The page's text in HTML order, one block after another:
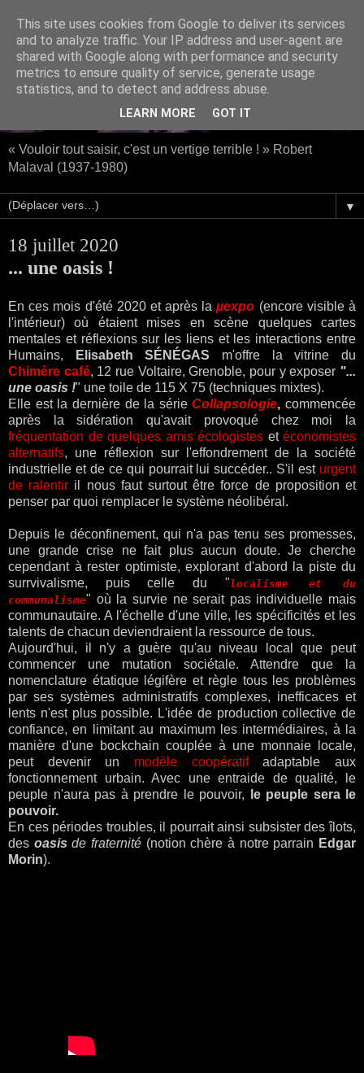
« Vouloir tout saisir, c'est un vertige terrible ! » Robert
Malaval (1937-1980)
▼
18 juillet 2020
... une oasis !
En ces mois d'été 2020 et après laµexpo (encore visible à
l'intérieur) où étaient mises en scène quelques cartes
mentales et réflexions sur les liens et les interactions entre
Humains,
Elisabeth SÉNÉGAS m'offre la vitrine du
Chimère café, 12 rue Voltaire, Grenoble, pour y exposer "...
une oasis !" une toile de 115 X 75 (techniques mixtes).
Elle est la dernière de la sérieCollapsologie, commencée
après la sidération qu'avait provoqué chez moi la
fréquentation de quelques amis écologistes et économistes
alternatifs, une réflexion sur l'effondrement de la société
industrielle et de ce qui pourrait lui succéder.. S'il est urgent
de ralentir il nous faut surtout être force de proposition et
penser par quoi remplacer le système néolibéral.
Depuis le déconfinement, qui n'a pas tenu ses promesses,
une grande crise ne fait plus aucun doute. Je cherche
cependant à rester optimiste, explorant d'abord la piste du
surrvivalisme, puis celle du "localisme et du
communalisme" où la survie ne serait pas individuelle mais
communautaire. A l'échelle d'une ville, les spécificités et les
talents de chacun deviendraient la ressource de tous.
Aujourd'hui, il n'y a guère qu'au niveau local que peut
commencer une mutation sociétale. Attendre que la
nomenclature étatique légifère et règle tous les problèmes
par ses systèmes administratifs complexes, inefficaces et
lents n'est plus possible. L'idée de production collective de
confiance, en limitant au maximum les intermédiaires, à la
manière d'une bockchain couplée à une monnaie locale,
peut devenir un modèle coopératifadaptable aux
fonctionnement urbain. Avec une entraide de qualité, le
peuple n'aura pas à prendre le pouvoir,
le peuple sera le
pouvoir.
En ces périodes troubles, il pourrait ainsi subsister des îlots,
des oasisde fraternité (notion chère à notre parrain Edgar
Morin).
This site uses cookies from Google to deliver its services
and to analyze traffic. Your IP address and user-agent are
shared with Google along with performance and security
metrics to ensure quality of service, generate usage
statistics, and to detect and address abuse.
LEARN MORE GOT IT